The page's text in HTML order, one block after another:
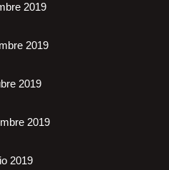
2019
2019
2019
2019
2019